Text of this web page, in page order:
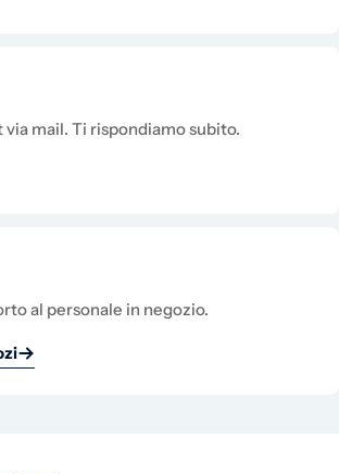
mail. Ti rispondiamo subito.
al personale in negozio.